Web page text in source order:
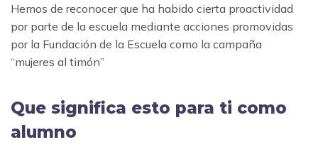
Hemos de reconocer que ha habido cierta proactividad
por parte de la escuela mediante acciones promovidas
por la Fundación de la Escuela como la campaña
“mujeres al timón”
Que significa esto para ti como
alumno